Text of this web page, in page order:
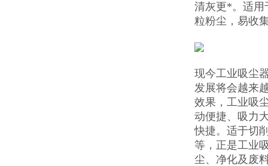
清灰更*。适用
粒粉尘，易收
现今工业吸尘
发展将会越来
效果，工业吸
动便捷、吸力
快捷。适于切
等，正是工业
尘、净化及废